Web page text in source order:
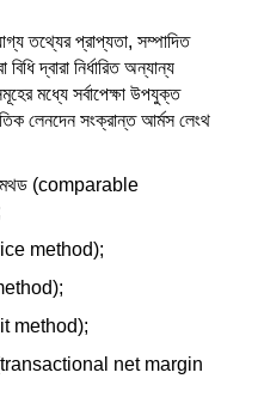
তথ্যের প্রাপ্যতা, সম্পাদিত
দ্বারা নির্ধারিত অন্যান্য
মধ্যে সর্বাপেক্ষা উপযুক্ত
লেনদেন সংক্রান্ত আর্মস লেংথ
মেথড (comparable
method);
method);
(transactional net margin